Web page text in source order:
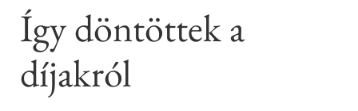
Így döntöttek a
díjakról